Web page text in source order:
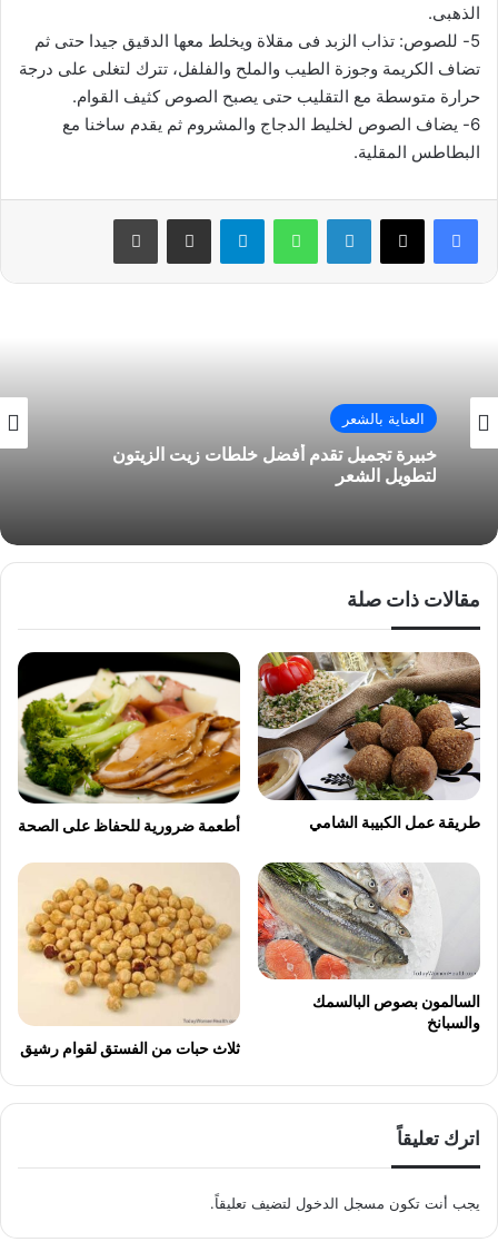
الذهبى.
5- للصوص: تذاب الزبد فى مقلاة ويخلط معها الدقيق جيدا حتى ثم
تضاف الكريمة وجوزة الطيب والملح والفلفل، تترك لتغلى على درجة
حرارة متوسطة مع التقليب حتى يصبح الصوص كثيف القوام.
6- يضاف الصوص لخليط الدجاج والمشروم ثم يقدم ساخنا مع
البطاطس المقلية.
فيسبوك لينكدإن واتساب
العناية بالشعر
خبيرة تجميل تقدم أفضل خلطات زيت الزيتون
لتطويل الشعر
مقالات ذات صلة
طريقة عمل الكبيبة الشامي أطعمة ضرورية للحفاظ على الصحة
السالمون بصوص البالسمك
والسبانخ
ثلاث حبات من الفستق لقوام رشيق
اترك تعليقاً
يجب أنت تكون مسجل الدخول لتضيف تعليقاً.